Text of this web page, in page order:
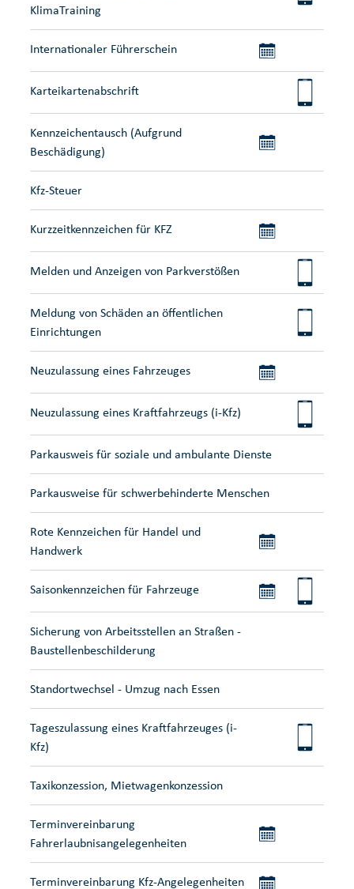
KlimaTraining
Internationaler Führerschein
Karteikartenabschrift
Kennzeichentausch (Aufgrund
Beschädigung)
Kfz-Steuer
Kurzzeitkennzeichen für KFZ
Melden und Anzeigen von Parkverstößen
Meldung von Schäden an öffentlichen
Einrichtungen
Neuzulassung eines Fahrzeuges
Neuzulassung eines Kraftfahrzeugs (i-Kfz)
Parkausweis für soziale und ambulante Dienste
Parkausweise für schwerbehinderte Menschen
Rote Kennzeichen für Handel und
Handwerk
Saisonkennzeichen für Fahrzeuge
Sicherung von Arbeitsstellen an Straßen -
Baustellenbeschilderung
Standortwechsel - Umzug nach Essen
Tageszulassung eines Kraftfahrzeuges (i-
Kfz)
Taxikonzession, Mietwagenkonzession
Terminvereinbarung
Fahrerlaubnisangelegenheiten
Terminvereinbarung Kfz-Angelegenheiten